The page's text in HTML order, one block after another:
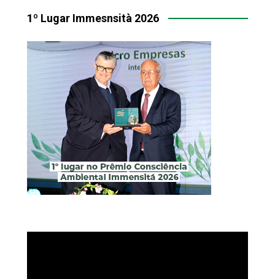
1º Lugar Immesnsità 2026